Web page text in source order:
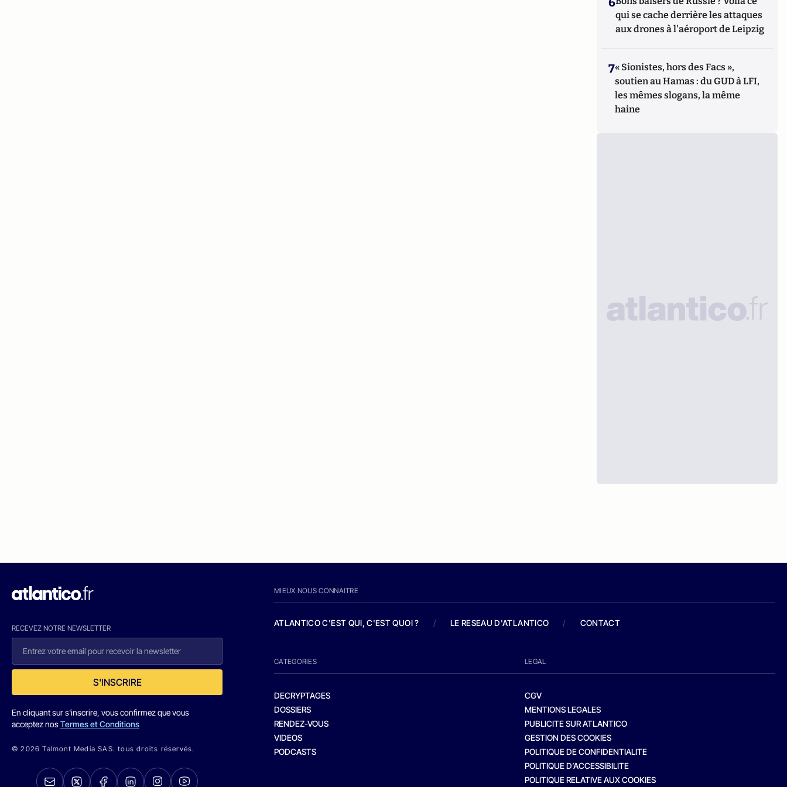
qui se cache derrière les attaques
aux drones à l'aéroport de Leipzig
7« Sionistes, hors des Facs »,
soutien au Hamas : du GUD à LFI,
les mêmes slogans, la même
haine
RECEVEZ NOTRE NEWSLETTER
S'INSCRIRE
En cliquant sur s'inscrire, vous confirmez que vous
acceptez nosTermes et Conditions
© 2026 Talmont Media SAS. tous droits réservés.
MIEUX NOUS CONNAITRE
ATLANTICO C'EST QUI, C'EST QUOI ? / LE RESEAU D'ATLANTICO / CONTACT
CATEGORIES
DECRYPTAGES
DOSSIERS
RENDEZ-VOUS
VIDEOS
PODCASTS
LEGAL
CGV
MENTIONS LEGALES
PUBLICITE SUR ATLANTICO
GESTION DES COOKIES
POLITIQUE DE CONFIDENTIALITE
POLITIQUE D’ACCESSIBILITE
POLITIQUE RELATIVE AUX COOKIES